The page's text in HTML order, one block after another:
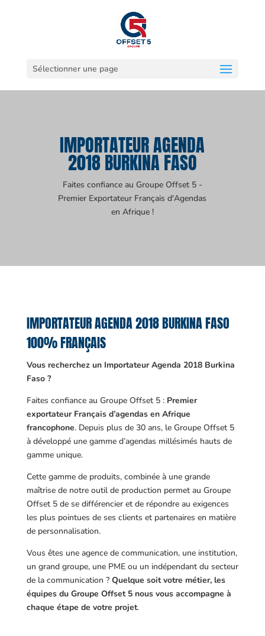
Sélectionner une page
IMPORTATEUR AGENDA
2018 BURKINA FASO
Faites confiance au Groupe Offset 5 -
Premier Exportateur Français d'Agendas
en Afrique !
IMPORTATEUR AGENDA 2018 BURKINA FASO
100% FRANÇAIS
Vous recherchez un Importateur Agenda 2018 Burkina
Faso ?
Faites confiance au Groupe Offset 5 : Premier
exportateur Français d’agendas en Afrique
francophone. Depuis plus de 30 ans, le Groupe Offset 5
à développé une gamme d’agendas millésimés hauts de
gamme unique.
Cette gamme de produits, combinée à une grande
maîtrise de notre outil de production permet au Groupe
Offset 5 de se différencier et de répondre au exigences
les plus pointues de ses clients et partenaires en matière
de personnalisation.
Vous êtes une agence de communication, une institution,
un grand groupe, une PME ou un indépendant du secteur
de la communication ? Quelque soit votre métier, les
équipes du Groupe Offset 5 nous vous accompagne à
chaque étape de votre projet.